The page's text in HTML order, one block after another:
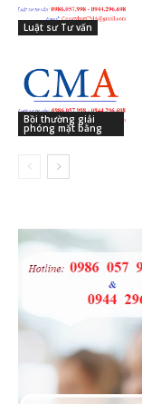
Luật sư Tư vấn
Bồi thường giải
phóng mặt bằng